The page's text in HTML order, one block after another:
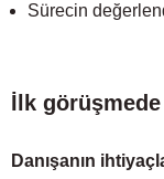
Sürecin
İlk
Danışanın